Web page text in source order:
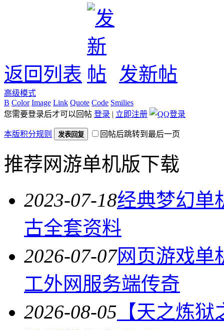
返回列表 发新帖
高级模式
B Color Image Link Quote Code Smilies
您需要登录后才可以回帖 登录 | 立即注册
本版积分规则 发表回复 回帖后跳转到最后一页
推荐网游单机版下载
2023-07-18经典梦幻单
古全套资料
2026-07-07网页游戏单
工外网服务端传奇
2026-08-05 【天之炼